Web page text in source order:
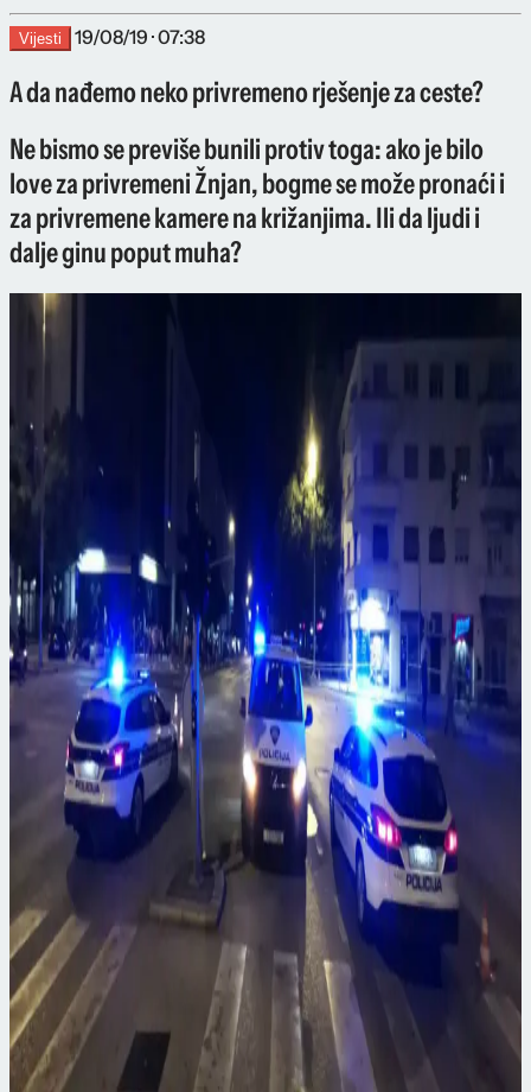
Vijesti 19/08/19 · 07:38
A da nađemo neko privremeno rješenje za ceste?
Ne bismo se previše bunili protiv toga: ako je bilo
love za privremeni Žnjan, bogme se može pronaći i
za privremene kamere na križanjima. Ili da ljudi i
dalje ginu poput muha?